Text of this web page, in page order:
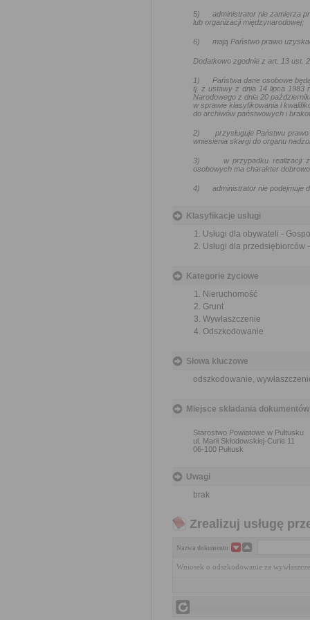
5) administrator nie zamierza
lub organizacji międzynarodowej;
6) mają Państwo prawo
Dodatkowo zgodnie z art. 13 ust.
1) Państwa dane osobowe
tj. z ustawy z dnia 14 lipca 1983
Narodowego z dnia 20
w sprawie klasyfikowania i
do archiwów państwowych i
2) przysługuje Państwu
wniesienia skargi do organu
3) w przypadku realizacji
osobowych ma charakter
4) administrator nie podejmuje
Klasyfikacje usługi
Usługi dla obywateli -
Usługi dla
Kategorie życiowe
Nieruchomość
Grunt
Wywłaszczenie
Odszkodowanie
Słowa kluczowe
odszkodowanie,
Miejsce składania dokumentów
Starostwo Powiatowe w Pułtusku
ul. Marii Skłodowskiej-Curie 11
06-100 Pułtusk
Uwagi
brak
Zrealizuj usługę
Nazwa dokumentu
Wniosek o odszkodowanie za